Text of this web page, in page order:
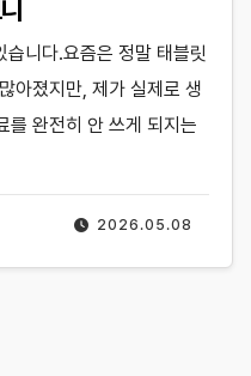
2026.05.08
니다.요즘은 정말 태블릿
아졌지만, 제가 실제로 생
를 완전히 안 쓰게 되지는